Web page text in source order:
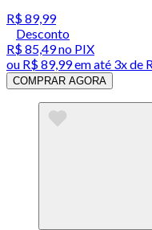
R$ 89,99
Desconto
R$ 85,49no PIX
ou R$ 89,99em até 3x de
COMPRAR AGORA